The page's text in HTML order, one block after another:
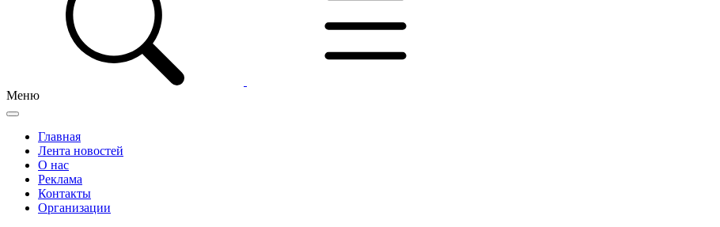
Меню
Главная
Лента новостей
О нас
Реклама
Контакты
Организации